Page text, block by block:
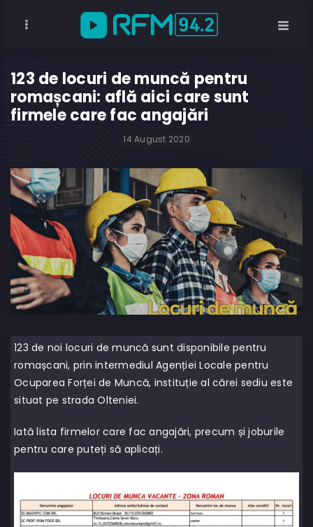
123 de locuri de muncă pentru
romașcani: află aici care sunt
firmele care fac angajări
14 August 2020
123 de noi locuri de muncă sunt disponibile pentru
romașcani, prin intermediul Agenției Locale pentru
Ocuparea Forței de Muncă, instituție al cărei sediu este
situat pe strada Olteniei.
Iată lista firmelor care fac angajări, precum și joburile
pentru care puteți să aplicați.